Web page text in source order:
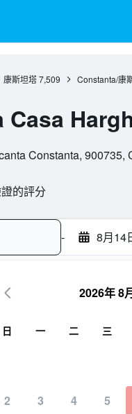
康斯坦塔 7,509 Constanta/康
Casa
Constanta, 900735,
的評分
- 8月14
2026年 8
日 一 二 三
2 3 4 5